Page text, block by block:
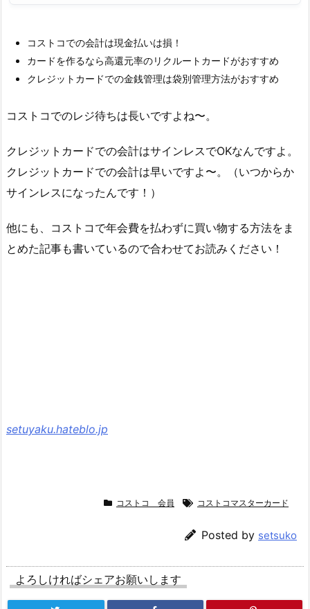
コストコでの会計は現金払いは損！
カードを作るなら高還元率のリクルートカードがおすすめ
クレジットカードでの金銭管理は袋別管理方法がおすすめ
コストコでのレジ待ちは長いですよね〜。
クレジットカードでの会計はサインレスでOKなんですよ。
クレジットカードでの会計は早いですよ〜。（いつからか
サインレスになったんです！）
他にも、コストコで年会費を払わずに買い物する方法をま
とめた記事も書いているので合わせてお読みください！
setuyaku.hateblo.jp
コストコ 会員 コストコマスターカード
Posted by setsuko
よろしければシェアお願いします